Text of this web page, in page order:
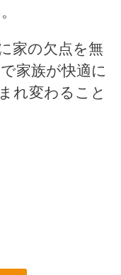
家の欠点を無
家族が快適に
れ変わること